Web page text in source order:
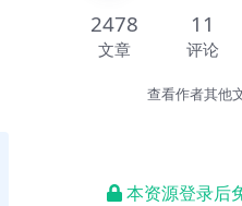
2478
文章
11
评论
查看作者其他
本资源登录后